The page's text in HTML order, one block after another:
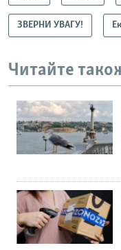
ЗВЕРНИ УВАГУ!
Читайте